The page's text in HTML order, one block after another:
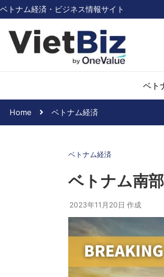
ベトナム経済・ビジネス情報サイト
ベト
Home ベトナム経済
ベトナム経済
ベトナム南
2023年11月20日 作成